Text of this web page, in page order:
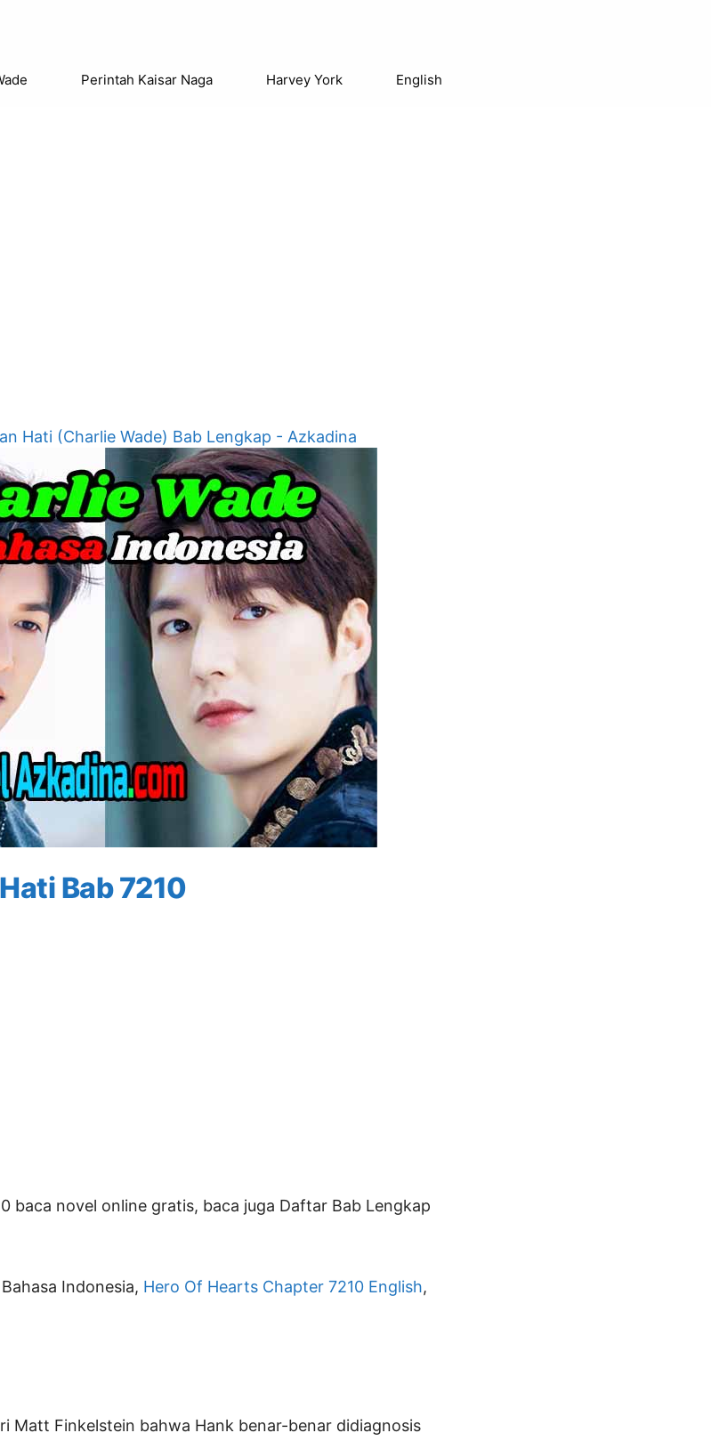
Perintah Kaisar Naga Harvey York English
Hati (Charlie Wade) Bab Lengkap - Azkadina
Bab 7210
baca novel online gratis, baca juga Daftar Bab Lengkap
Indonesia, Hero Of Hearts Chapter 7210 English,
Matt Finkelstein bahwa Hank benar-benar didiagnosis